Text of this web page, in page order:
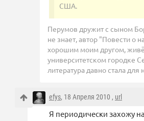
США.
Перумов дружит с сыном
не знает, автор "Повести о
хорошим моим другом,
университетском городке
литература давно стала для
efys, 18 Апреля 2010 , url
Я периодически захожу